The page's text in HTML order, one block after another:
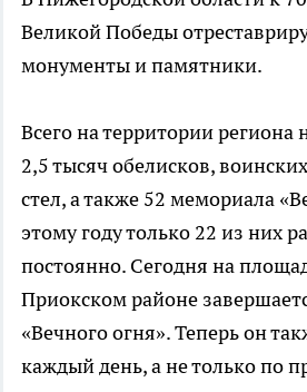
Великой Победы
монументы и памятники.
Всего на территории региона
2,5 тысяч обелисков,
стел, а также 52 мемориала
этому году только 22 из них
постоянно. Сегодня на
Приокском районе
«Вечного огня». Теперь он
каждый день, а не только по